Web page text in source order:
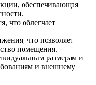
обеспечивающая
что облегчает
что позволяет
помещения.
размерам и
и внешнему